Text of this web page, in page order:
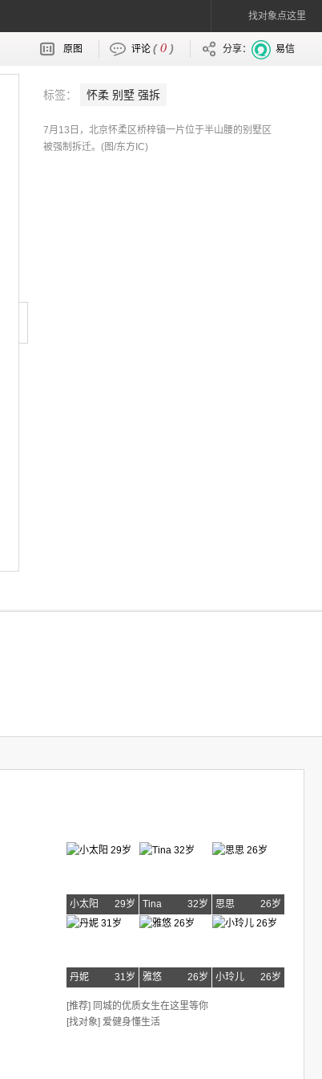
找对象点这里
原图 评论 (0 ) 分享： 易信
标签： 怀柔 别墅 强拆
7月13日，北京怀柔区桥梓镇一片位于半山腰的别墅区
被强制拆迁。(图/东方IC)
小太阳 29岁 Tina 32岁 思思 26岁
丹妮 31岁 雅悠 26岁 小玲儿 26岁
[推荐] 同城的优质女生在这里等你
[找对象] 爱健身懂生活